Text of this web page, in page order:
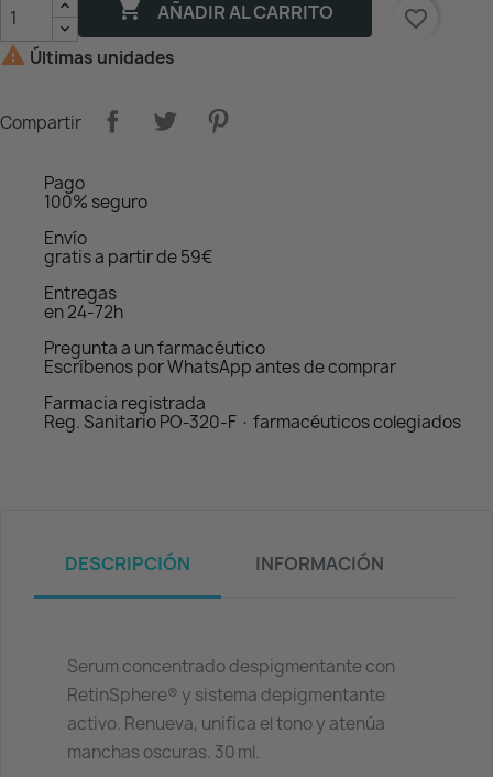
 AÑADIR AL CARRITO
favorite_border
 Últimas unidades
Compartir
Pago
100% seguro
Envío
gratis a partir de 59€
Entregas
en 24-72h
Pregunta a un farmacéutico
Escríbenos por WhatsApp antes de comprar
Farmacia registrada
Reg. Sanitario PO-320-F · farmacéuticos colegiados
DESCRIPCIÓN INFORMACIÓN
Serum concentrado despigmentante con
RetinSphere® y sistema depigmentante
activo. Renueva, unifica el tono y atenúa
manchas oscuras. 30 ml.